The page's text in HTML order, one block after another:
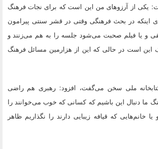
یکی از آرزوهای من این است که برای نجات فرهنگ
اینکه در بحث فرهنگی وقتی در قشر سنتی پیرامون
و یا فیلم صحبت می‌شود جلسه را به هم می‌زنند و
این است در حالی که این از هزارمین مسائل فرهنگ
ملی سخن می‌گفت، افزود: رهبری هم راضی
ما دنبال این باشیم که کسانی که خوب می‌خوانند را
خانم‌هایی که قیافه زیبایی دارند را نگذاریم ظاهر